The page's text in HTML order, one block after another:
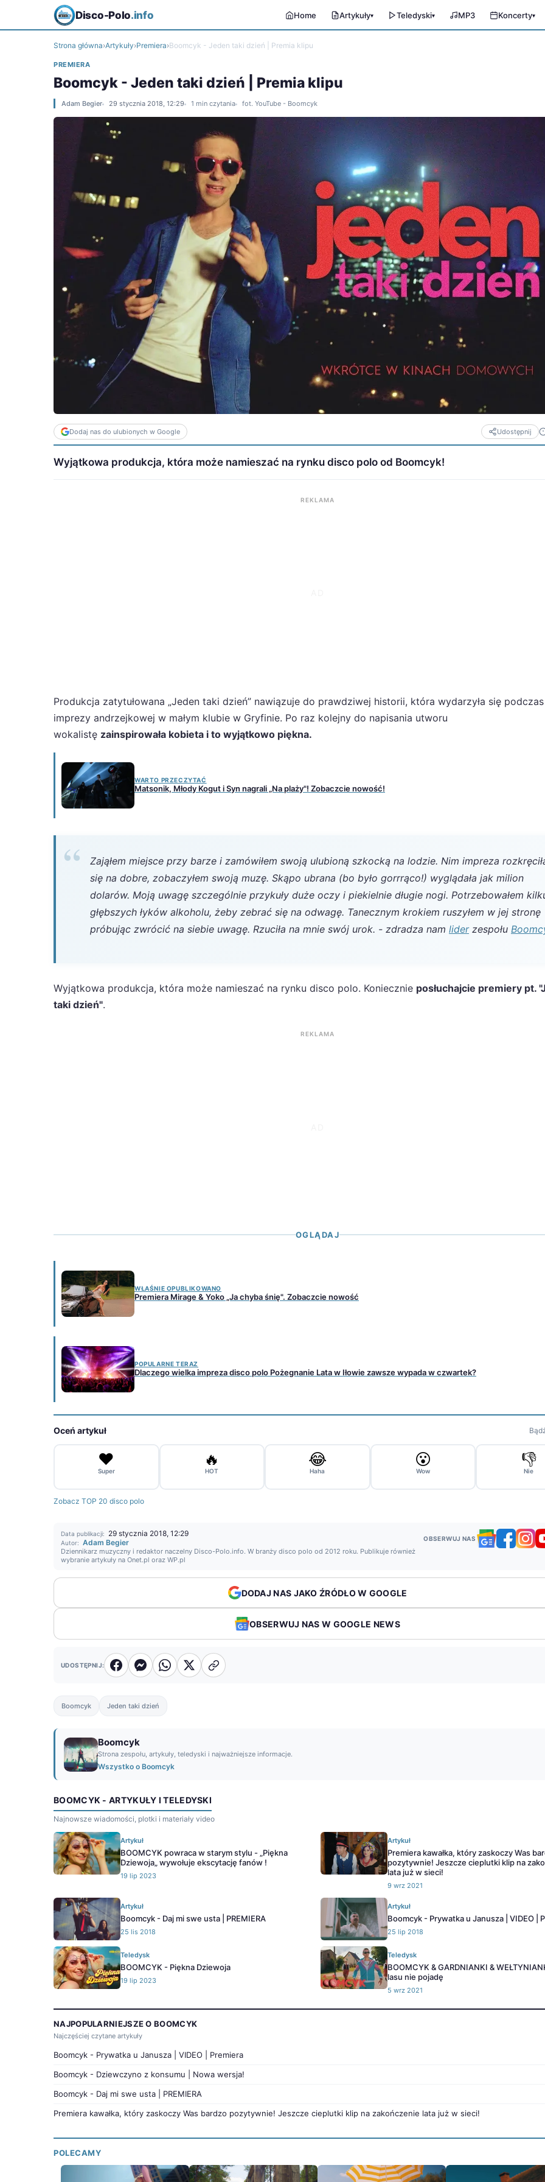
Disco-Polo.info Home Artykuły▾ Teledyski▾ MP3 Koncerty▾
Strona główna›Artykuły›Premiera›Boomcyk - Jeden taki dzień | Premia klipu
PREMIERA
Boomcyk - Jeden taki dzień | Premia klipu
Adam Begier 29 stycznia 2018, 12:29 1 min czytania fot. YouTube - Boomcyk
Dodaj nas do ulubionych w Google Udostępnij
Wyjątkowa produkcja, która może namieszać na rynku disco polo od Boomcyk!
REKLAMA
Produkcja zatytułowana „Jeden taki dzień” nawiązuje do prawdziwej historii, która wydarzyła się podczas
imprezy andrzejkowej w małym klubie w Gryfinie. Po raz kolejny do napisania utworu
wokalistę zainspirowała kobieta i to wyjątkowo piękna.
WARTO PRZECZYTAĆ
Matsonik, Młody Kogut i Syn nagrali „Na plaży"! Zobaczcie nowość!
Zająłem miejsce przy barze i zamówiłem swoją ulubioną szkocką na lodzie. Nim impreza
się na dobre, zobaczyłem swoją muzę. Skąpo ubrana (bo było gorrrąco!) wyglądała jak milion
dolarów. Moją uwagę szczególnie przykuły duże oczy i piekielnie długie nogi. Potrzebowałem
głębszych łyków alkoholu, żeby zebrać się na odwagę. Tanecznym krokiem ruszyłem w jej stronę
próbując zwrócić na siebie uwagę. Rzuciła na mnie swój urok. - zdradza nam liderzespołu
Wyjątkowa produkcja, która może namieszać na rynku disco polo. Koniecznie posłuchajcie premiery pt.
taki dzień".
REKLAMA
OGLĄDAJ
WŁAŚNIE OPUBLIKOWANO
Premiera Mirage & Yoko „Ja chyba śnię". Zobaczcie nowość
POPULARNE TERAZ
Dlaczego wielka impreza disco polo Pożegnanie Lata w Iłowie zawsze wypada w czwartek?
Oceń artykuł
❤️
Super
🔥
HOT
😂
Haha
😮
Wow
👎
Nie
Zobacz TOP 20 disco polo
Data publikacji: 29 stycznia 2018, 12:29
Autor: Adam Begier
Dziennikarz muzyczny i redaktor naczelny Disco-Polo.info. W branży disco polo od 2012 roku. Publikuje również
wybranie artykuły na Onet.pl oraz WP.pl
OBSERWUJ NAS
DODAJ NAS JAKO ŹRÓDŁO W GOOGLE
OBSERWUJ NAS W GOOGLE NEWS
UDOSTĘPNIJ:
Boomcyk Jeden taki dzień
Boomcyk
Strona zespołu, artykuły, teledyski i najważniejsze informacje.
Wszystko o Boomcyk
BOOMCYK - ARTYKUŁY I TELEDYSKI
Najnowsze wiadomości, plotki i materiały video
Artykuł
BOOMCYK powraca w starym stylu - „Piękna
Dziewoja„ wywołuje ekscytację fanów !
19 lip 2023
Artykuł
Premiera kawałka, który zaskoczy Was
pozytywnie! Jeszcze cieplutki klip na
lata już w sieci!
9 wrz 2021
Artykuł
Boomcyk - Daj mi swe usta | PREMIERA
25 lis 2018
Artykuł
Boomcyk - Prywatka u Janusza | VIDEO |
25 lip 2018
Teledysk
BOOMCYK - Piękna Dziewoja
19 lip 2023
Teledysk
BOOMCYK & GARDNIANKI &
lasu nie pojadę
5 wrz 2021
NAJPOPULARNIEJSZE O BOOMCYK
Najczęściej czytane artykuły
Boomcyk - Prywatka u Janusza | VIDEO | Premiera
Boomcyk - Dziewczyno z konsumu | Nowa wersja!
Boomcyk - Daj mi swe usta | PREMIERA
Premiera kawałka, który zaskoczy Was bardzo pozytywnie! Jeszcze cieplutki klip na zakończenie lata już w sieci!
POLECAMY